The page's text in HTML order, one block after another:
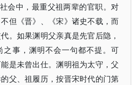
会中，最重父祖两辈的官职。对
但《晋》、《宋》诸史不载，而
。如果渊明父亲真是先官后隐，
之事，渊明不会一句都不提。可
是未曾出仕。渊明祖为太守，父
父、祖履历，按晋宋时代的门第